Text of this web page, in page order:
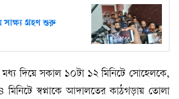
সাক্ষ্য গ্রহণ শুরু
মধ্য দিয়ে সকাল ১০টা ১২ মিনিটে সোহেলকে,
স্বপ্নাকে আদালতের কাঠগড়ায় তোলা